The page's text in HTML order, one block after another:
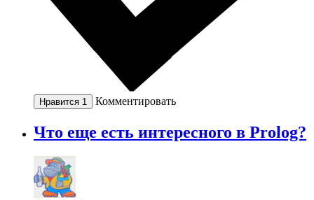
Нравится 1 Комментировать
Что еще есть интересного в Prolog?